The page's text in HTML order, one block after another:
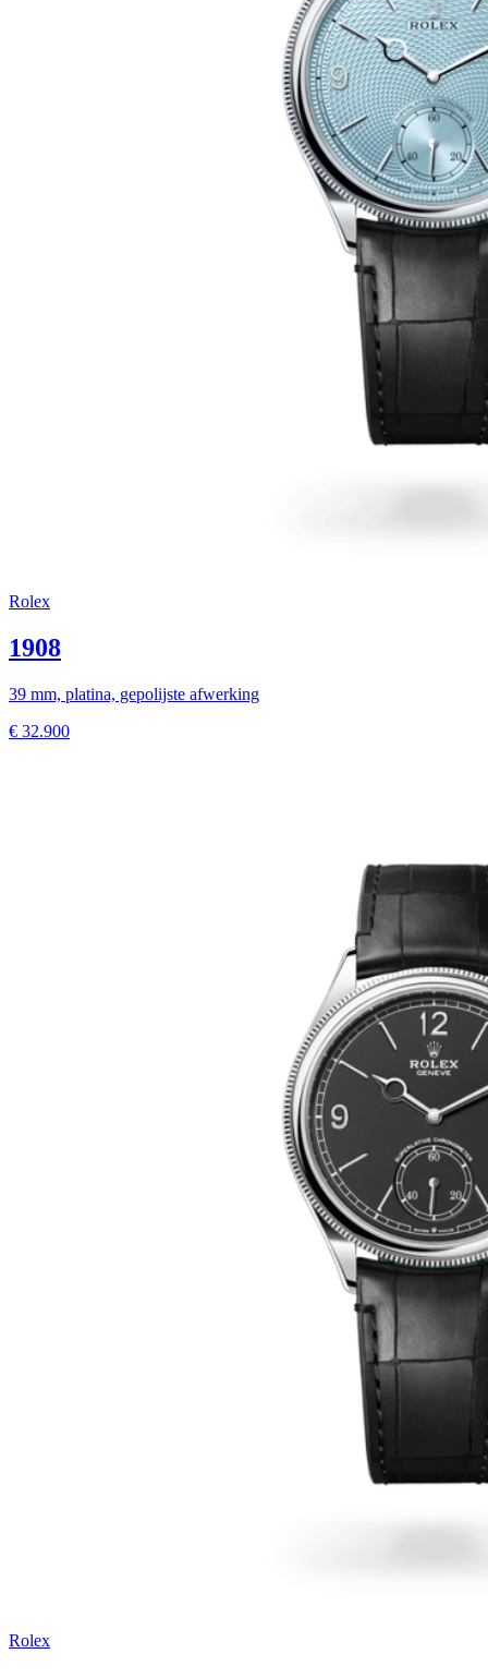
Rolex
1908
39 mm, platina, gepolijste afwerking
€ 32.900
Rolex